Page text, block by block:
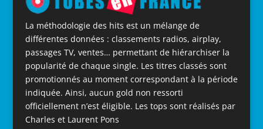
La méthodologie des hits est un mélange de
différentes données : classements radios, airplay,
passages TV, ventes… permettant de hiérarchiser la
popularité de chaque single. Les titres classés sont
promotionnés au moment correspondant à la période
indiquée. Ainsi, aucun gold non ressorti
officiellement n’est éligible. Les tops sont réalisés par
Charles et Laurent Pons